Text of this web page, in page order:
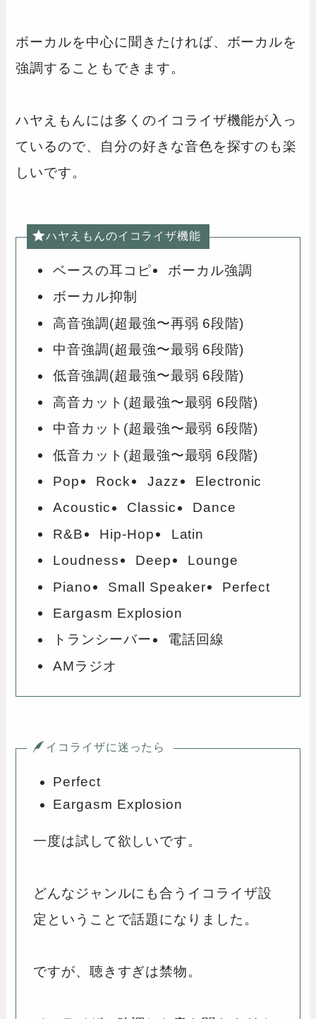
ボーカルを中心に聞きたければ、ボーカルを
強調することもできます。
ハヤえもんには多くのイコライザ機能が入っ
ているので、自分の好きな音色を探すのも楽
しいです。
ハヤえもんのイコライザ機能
ベースの耳コピ
ボーカル強調
ボーカル抑制
高音強調(超最強〜再弱 6段階)
中音強調(超最強〜最弱 6段階)
低音強調(超最強〜最弱 6段階)
高音カット(超最強〜最弱 6段階)
中音カット(超最強〜最弱 6段階)
低音カット(超最強〜最弱 6段階)
Pop
Rock Jazz
Electronic
Acoustic
Classic
Dance
R&B
Hip-Hop
Latin
Loudness
Deep
Lounge
Piano
Small Speaker
Perfect
Eargasm Explosion
トランシーバー
電話回線
AMラジオ
イコライザに迷ったら
Perfect
Eargasm Explosion
一度は試して欲しいです。
どんなジャンルにも合うイコライザ設
定ということで話題になりました。
ですが、聴きすぎは禁物。